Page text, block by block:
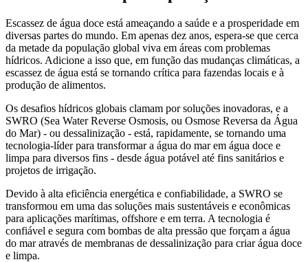
Escassez de água doce está ameaçando a saúde e a prosperidade em
diversas partes do mundo. Em apenas dez anos, espera-se que cerca
da metade da população global viva em áreas com problemas
hídricos. Adicione a isso que, em função das mudanças climáticas, a
escassez de água está se tornando crítica para fazendas locais e à
produção de alimentos.
Os desafios hídricos globais clamam por soluções inovadoras, e a
SWRO (Sea Water Reverse Osmosis, ou Osmose Reversa da Água
do Mar) - ou dessalinização - está, rapidamente, se tornando uma
tecnologia-líder para transformar a água do mar em água doce e
limpa para diversos fins - desde água potável até fins sanitários e
projetos de irrigação.
Devido à alta eficiência energética e confiabilidade, a SWRO se
transformou em uma das soluções mais sustentáveis e econômicas
para aplicações marítimas, offshore e em terra. A tecnologia é
confiável e segura com bombas de alta pressão que forçam a água
do mar através de membranas de dessalinização para criar água doce
e limpa.